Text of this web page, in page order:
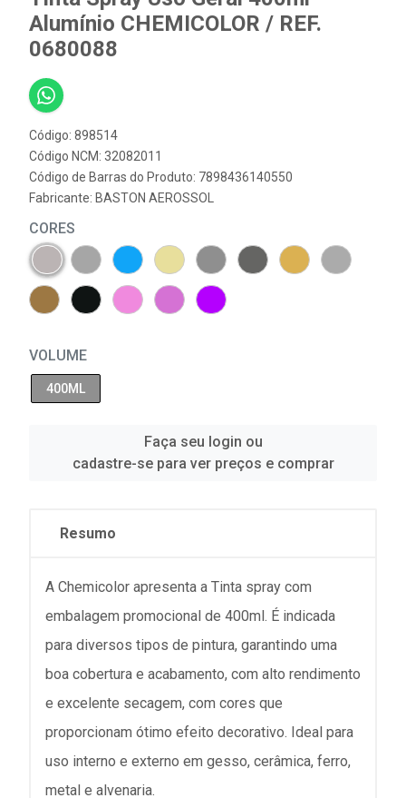
Alumínio CHEMICOLOR / REF.
0680088
Código: 898514
Código NCM: 32082011
Código de Barras do Produto: 7898436140550
Fabricante: BASTON AEROSSOL
CORES
VOLUME
400ML
Faça seu login ou
cadastre-se para ver preços e comprar
Resumo
A Chemicolor apresenta a Tinta spray com
embalagem promocional de 400ml. É indicada
para diversos tipos de pintura, garantindo uma
boa cobertura e acabamento, com alto rendimento
e excelente secagem, com cores que
proporcionam ótimo efeito decorativo. Ideal para
uso interno e externo em gesso, cerâmica, ferro,
metal e alvenaria.